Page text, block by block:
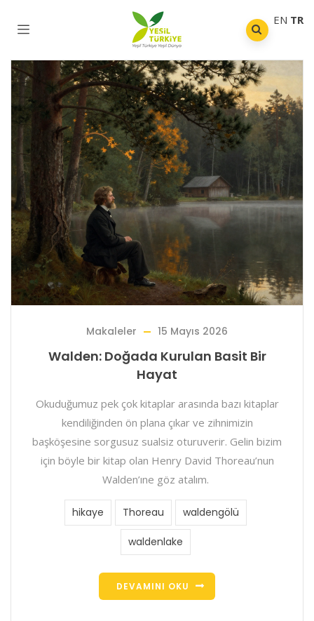
Makaleler 15 Mayıs 2026
Walden: Doğada Kurulan Basit Bir
Hayat
Okuduğumuz pek çok kitaplar arasında bazı kitaplar
kendiliğinden ön plana çıkar ve zihnimizin
başköşesine sorgusuz sualsiz oturuverir. Gelin bizim
için böyle bir kitap olan Henry David Thoreau’nun
Walden’ıne göz atalım.
hikaye Thoreau waldengölü
waldenlake
DEVAMINI OKU
EN TR